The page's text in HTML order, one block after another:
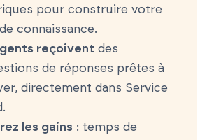
pour construire votre
connaissance.
reçoivent des
de réponses prêtes à
directement dans Service
les gains : temps de